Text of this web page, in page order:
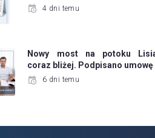
4 dni temu
Nowy most na potoku
coraz bliżej. Podpisano umowę
6 dni temu